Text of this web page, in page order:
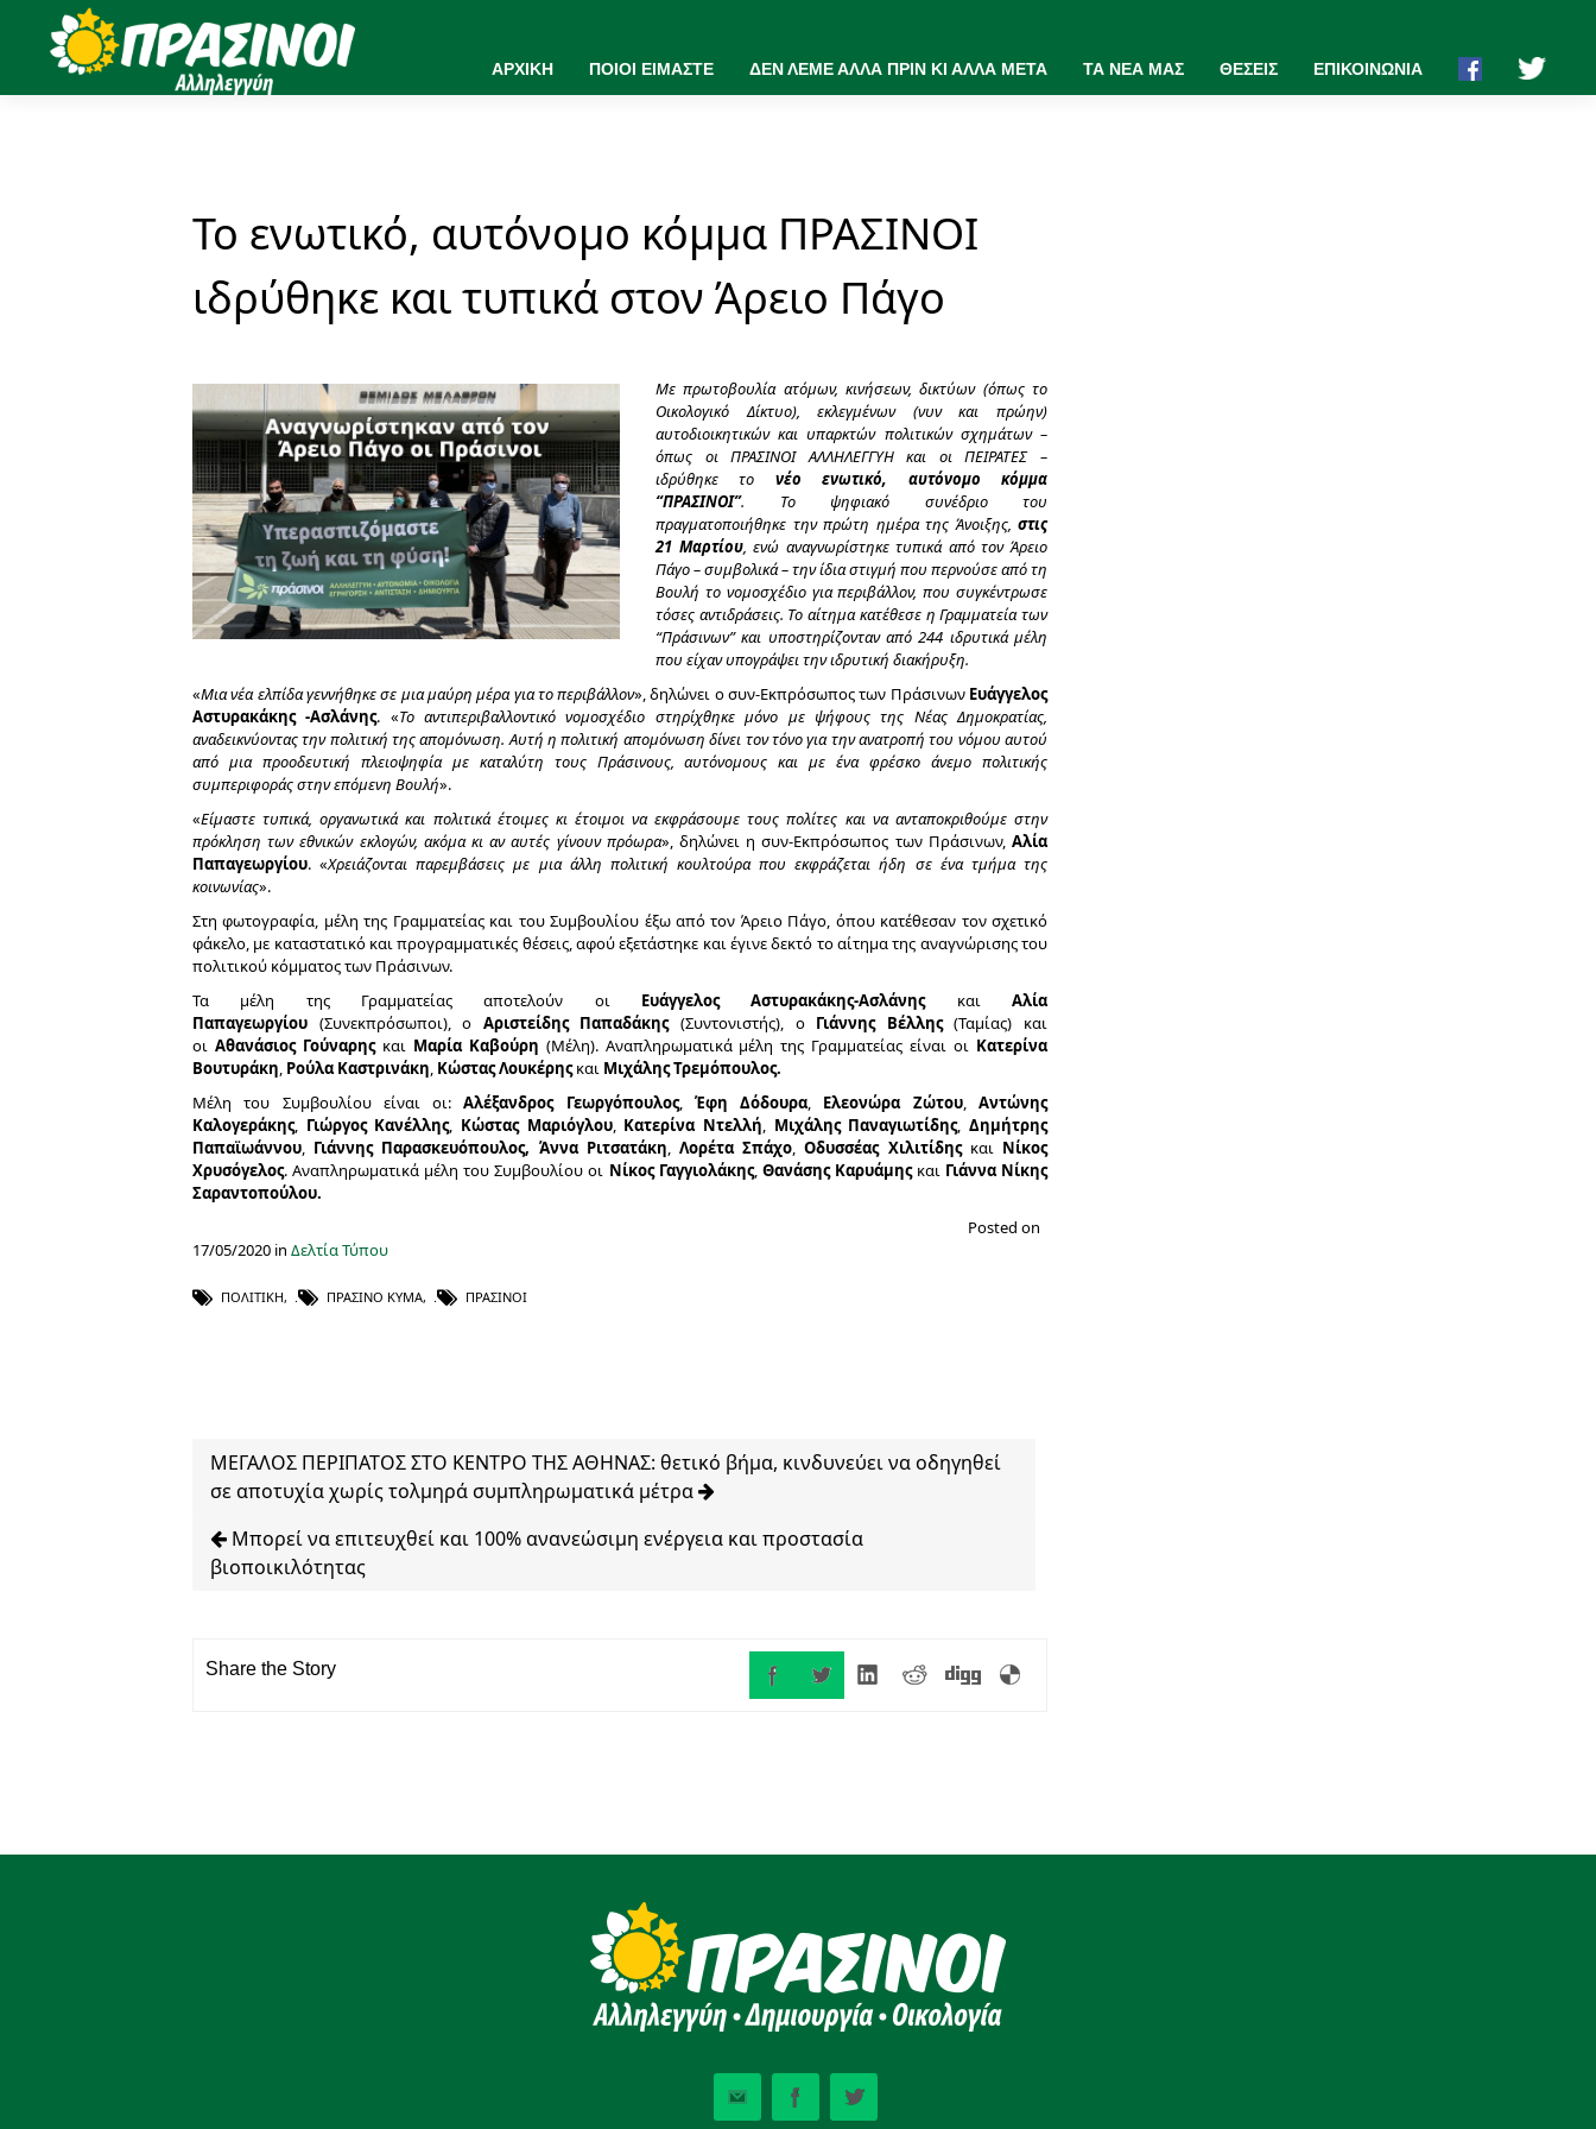
ΑΡΧΙΚΗ ΠΟΙΟΙ ΕΙΜΑΣΤΕ ΔΕΝ ΛΕΜΕ ΑΛΛΑ ΠΡΙΝ ΚΙ ΑΛΛΑ ΜΕΤΑ ΤΑ ΝΕΑ ΜΑΣ ΘΕΣΕΙΣ ΕΠΙΚΟΙΝΩΝΙΑ
Το ενωτικό, αυτόνομο κόμμα ΠΡΑΣΙΝΟΙ
ιδρύθηκε και τυπικά στον Άρειο Πάγο
Με πρωτοβουλία ατόμων, κινήσεων, δικτύων (όπως το
Οικολογικό Δίκτυο), εκλεγμένων (νυν και πρώην)
αυτοδιοικητικών και υπαρκτών πολιτικών σχημάτων –
όπως οι ΠΡΑΣΙΝΟΙ ΑΛΛΗΛΕΓΓΥΗ και οι ΠΕΙΡΑΤΕΣ –
ιδρύθηκε το νέο ενωτικό, αυτόνομο κόμμα
“ΠΡΑΣΙΝΟΙ”. Το ψηφιακό συνέδριο του
πραγματοποιήθηκε την πρώτη ημέρα της Άνοιξης, στις
21 Μαρτίου, ενώ αναγνωρίστηκε τυπικά από τον Άρειο
Πάγο – συμβολικά – την ίδια στιγμή που περνούσε από τη
Βουλή το νομοσχέδιο για περιβάλλον, που συγκέντρωσε
τόσες αντιδράσεις. Το αίτημα κατέθεσε η Γραμματεία των
“Πράσινων” και υποστηρίζονταν από 244 ιδρυτικά μέλη
που είχαν υπογράψει την ιδρυτική διακήρυξη.
«Μια νέα ελπίδα γεννήθηκε σε μια μαύρη μέρα για το περιβάλλον», δηλώνει ο συν-Εκπρόσωπος των Πράσινων Ευάγγελος
Αστυρακάκης -Ασλάνης. «Το αντιπεριβαλλοντικό νομοσχέδιο στηρίχθηκε μόνο με ψήφους της Νέας Δημοκρατίας,
αναδεικνύοντας την πολιτική της απομόνωση. Αυτή η πολιτική απομόνωση δίνει τον τόνο για την ανατροπή του νόμου αυτού
από μια προοδευτική πλειοψηφία με καταλύτη τους Πράσινους, αυτόνομους και με ένα φρέσκο άνεμο πολιτικής
συμπεριφοράς στην επόμενη Βουλή».
«Είμαστε τυπικά, οργανωτικά και πολιτικά έτοιμες κι έτοιμοι να εκφράσουμε τους πολίτες και να ανταποκριθούμε στην
πρόκληση των εθνικών εκλογών, ακόμα κι αν αυτές γίνουν πρόωρα», δηλώνει η συν-Εκπρόσωπος των Πράσινων,Αλία
Παπαγεωργίου. «Χρειάζονται παρεμβάσεις με μια άλλη πολιτική κουλτούρα που εκφράζεται ήδη σε ένα τμήμα της
κοινωνίας».
Στη φωτογραφία, μέλη της Γραμματείας και του Συμβουλίου έξω από τον Άρειο Πάγο, όπου κατέθεσαν τον σχετικό
φάκελο, με καταστατικό και προγραμματικές θέσεις, αφού εξετάστηκε και έγινε δεκτό το αίτημα της αναγνώρισης του
πολιτικού κόμματος των Πράσινων.
Τα μέλη της Γραμματείας αποτελούν οι Ευάγγελος Αστυρακάκης-ΑσλάνηςκαιΑλία
Παπαγεωργίου (Συνεκπρόσωποι), ο Αριστείδης Παπαδάκης(Συντονιστής), ο Γιάννης Βέλλης(Ταμίας) και
οι Αθανάσιος Γούναρηςκαι Μαρία Καβούρη (Μέλη). Αναπληρωματικά μέλη της Γραμματείας είναι οι Κατερίνα
Βουτυράκη, Ρούλα Καστρινάκη, Κώστας Λουκέρηςκαι Μιχάλης Τρεμόπουλος.
Μέλη του Συμβουλίου είναι οι:Αλέξανδρος Γεωργόπουλος,Έφη Δόδουρα, Ελεονώρα Ζώτου,Αντώνης
Καλογεράκης, Γιώργος Κανέλλης, Κώστας Μαριόγλου,Κατερίνα Ντελλή, Μιχάλης Παναγιωτίδης, Δημήτρης
Παπαϊωάννου, Γιάννης Παρασκευόπουλος, Άννα Ριτσατάκη,Λορέτα Σπάχο, Οδυσσέας Χιλιτίδηςκαι Νίκος
Χρυσόγελος. Αναπληρωματικά μέλη του Συμβουλίου οι Νίκος Γαγγιολάκης,Θανάσης Καρυάμηςκαι Γιάννα Νίκης
Σαραντοπούλου.
Posted on
17/05/2020 in Δελτία Τύπου
ΠΟΛΙΤΙΚΉ, ΠΡΆΣΙΝΟ ΚΎΜΑ, ΠΡΆΣΙΝΟΙ
ΜΕΓΑΛΟΣ ΠΕΡΙΠΑΤΟΣ ΣΤΟ ΚΕΝΤΡΟ ΤΗΣ ΑΘΗΝΑΣ: θετικό βήμα, κινδυνεύει να οδηγηθεί
σε αποτυχία χωρίς τολμηρά συμπληρωματικά μέτρα
Μπορεί να επιτευχθεί και 100% ανανεώσιμη ενέργεια και προστασία
βιοποικιλότητας
Share the Story